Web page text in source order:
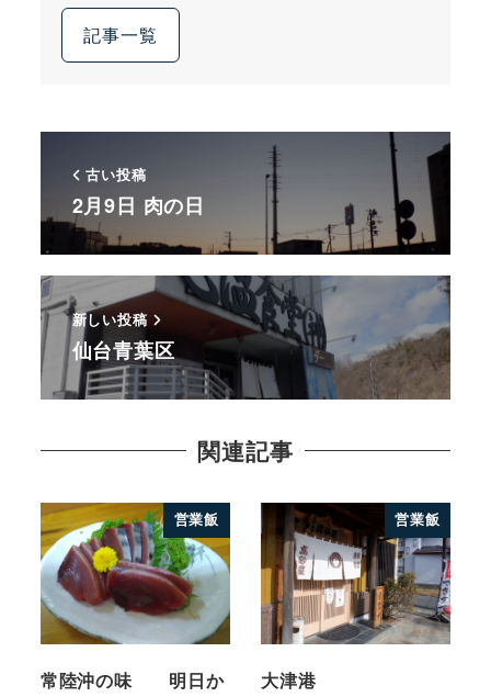
記事一覧
古い投稿
2月9日 肉の日
新しい投稿
仙台青葉区
関連記事
営業飯
常陸沖の味 明日か
営業飯
大津港